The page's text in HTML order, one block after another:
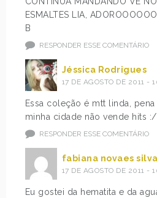
ESMALTES LIA,
B
RESPONDER ESSE COMENTÁRIO
Jéssica Rodrigues
17 DE AGOSTO DE 2011 -
Essa coleção é mtt linda,
minha cidade não vende hits :/
RESPONDER ESSE COMENTÁRIO
fabiana novaes silva
17 DE AGOSTO DE 2011 -
Eu gostei da hematita e da